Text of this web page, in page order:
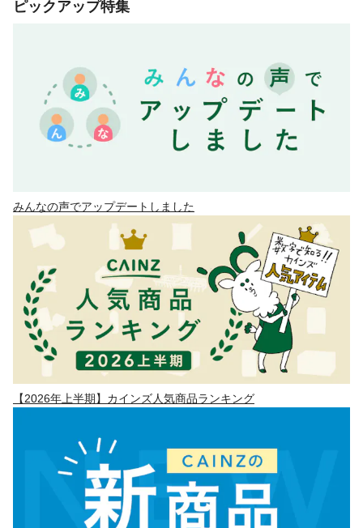
ピックアップ特集
みんなの声でアップデートしました
【2026年上半期】カインズ人気商品ランキング